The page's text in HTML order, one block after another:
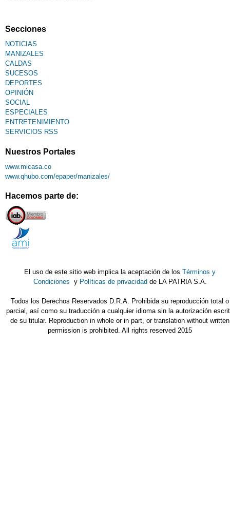
Secciones
NOTICIAS
MANIZALES
CALDAS
SUCESOS
DEPORTES
OPINIÓN
SOCIAL
ESPECIALES
ENTRETENIMIENTO
SERVICIOS RSS
Nuestros Portales
www.micasa.co
www.qhubo.com/epaper/manizales/
Hacemos parte de:
El uso de este sitio web implica la aceptación de losTérminos y
Condiciones y Políticas de privacidad de LA PATRIA S.A.
Todos los Derechos Reservados D.R.A. Prohibida su reproducción total o
parcial, así como su traducción a cualquier idioma sin la autorización
de su titular. Reproduction in whole or in part, or translation without written
permission is prohibited. All rights reserved 2015